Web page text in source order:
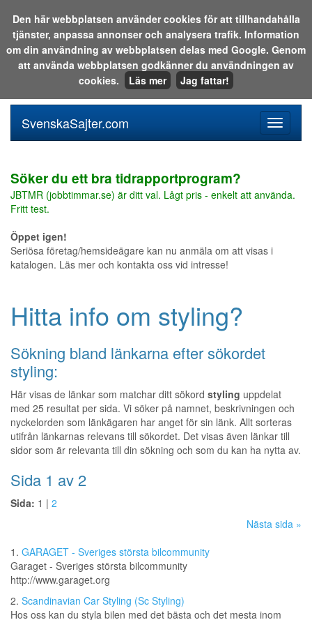
Sök i katalogen eller på webben:
meny
SvenskaSajter.com
Söker du ett bra tidrapportprogram?
JBTMR (jobbtimmar.se) är ditt val. Lågt pris - enkelt att använda.
Fritt test.
Öppet igen!
Seriösa företag/hemsideägare kan nu anmäla om att visas i
katalogen. Läs mer och kontakta oss vid intresse!
Hitta info om styling?
Sökning bland länkarna efter sökordet
styling:
Här visas de länkar som matchar ditt sökord styling uppdelat
med 25 resultat per sida. Vi söker på namnet, beskrivningen och
nyckelorden som länkägaren har anget för sin länk. Allt sorteras
utifrån länkarnas relevans till sökordet. Det visas även länkar till
sidor som är relevanta till din sökning och som du kan ha nytta av.
Sida 1 av 2
Sida: 1 | 2
Nästa sida »
1. GARAGET - Sveriges största bilcommunity
Garaget - Sveriges största bilcommunity
http://www.garaget.org
2. Scandinavian Car Styling (Sc Styling)
Hos oss kan du styla bilen med det bästa och det mesta inom
Den här webbplatsen använder cookies för att tillhandahålla
tjänster, anpassa annonser och analysera trafik. Information
om din användning av webbplatsen delas med Google. Genom
att använda webbplatsen godkänner du användningen av
cookies.
Läs mer Jag fattar!